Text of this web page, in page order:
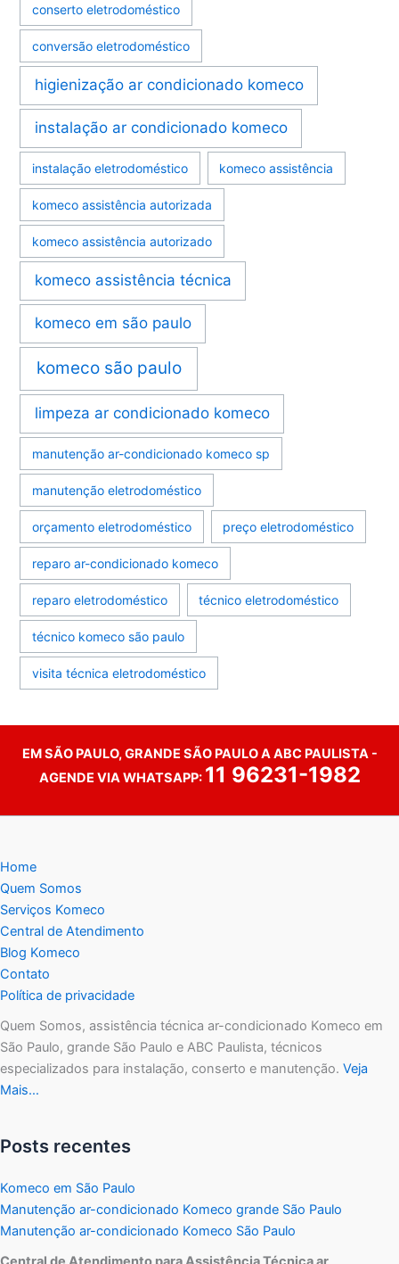
conserto eletrodoméstico
conversão eletrodoméstico
higienização ar condicionado komeco
instalação ar condicionado komeco
instalação eletrodoméstico komeco assistência
komeco assistência autorizada
komeco assistência autorizado
komeco assistência técnica
komeco em são paulo
komeco são paulo
limpeza ar condicionado komeco
manutenção ar-condicionado komeco sp
manutenção eletrodoméstico
orçamento eletrodoméstico preço eletrodoméstico
reparo ar-condicionado komeco
reparo eletrodoméstico técnico eletrodoméstico
técnico komeco são paulo
visita técnica eletrodoméstico
EM SÃO PAULO, GRANDE SÃO PAULO A ABC PAULISTA -
AGENDE VIA WHATSAPP: 11 96231-1982
Home
Quem Somos
Serviços Komeco
Central de Atendimento
Blog Komeco
Contato
Política de privacidade
Quem Somos, assistência técnica ar-condicionado Komeco em
São Paulo, grande São Paulo e ABC Paulista, técnicos
especializados para instalação, conserto e manutenção. Veja
Mais…
Posts recentes
Komeco em São Paulo
Manutenção ar-condicionado Komeco grande São Paulo
Manutenção ar-condicionado Komeco São Paulo